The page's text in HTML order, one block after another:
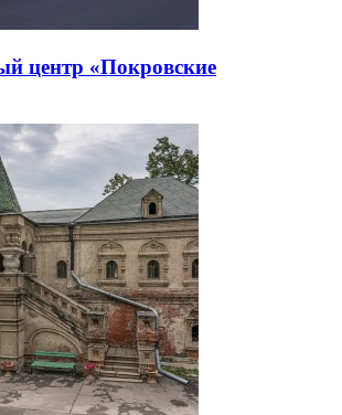
центр «Покровские